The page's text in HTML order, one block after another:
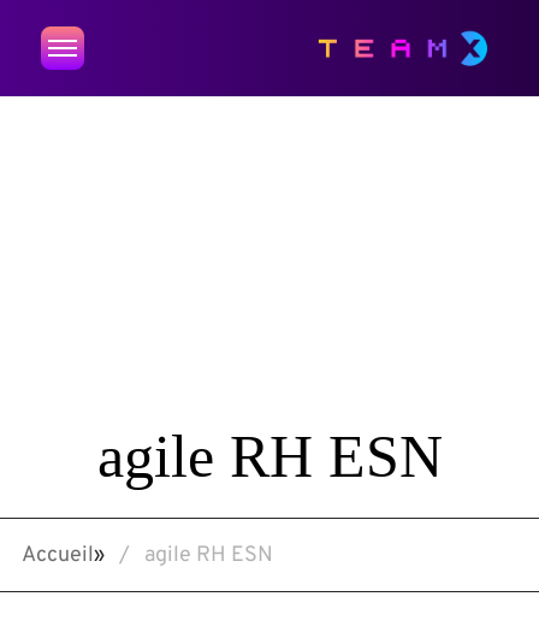
agile RH ESN
Accueil» agile RH ESN